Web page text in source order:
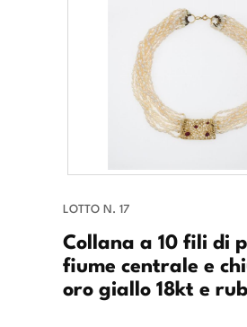
LOTTO N. 17
Collana a 10 fili di
fiume centrale e
oro giallo 18kt e